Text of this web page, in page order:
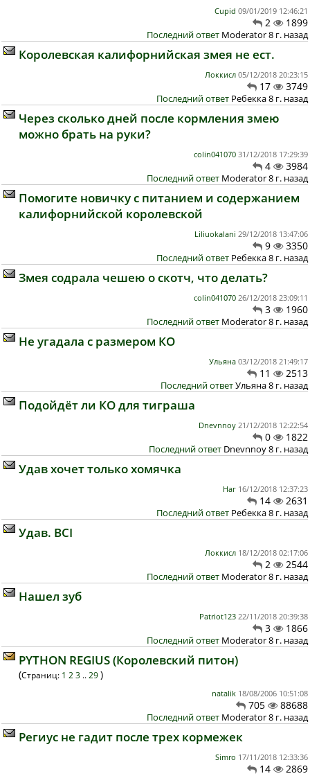
Cupid 09/01/2019 12:46:21
2 1899
Последний ответ Moderator 8 г. назад
Королевская калифорнийская змея не ест.
Локкисл 05/12/2018 20:23:15
17 3749
Последний ответ Ребекка 8 г. назад
Через сколько дней после кормления змею
можно брать на руки?
colin041070 31/12/2018 17:29:39
4 3984
Последний ответ Moderator 8 г. назад
Помогите новичку с питанием и содержанием
калифорнийской королевской
Liliuokalani 29/12/2018 13:47:06
9 3350
Последний ответ Ребекка 8 г. назад
Змея содрала чешею о скотч, что делать?
colin041070 26/12/2018 23:09:11
3 1960
Последний ответ Moderator 8 г. назад
Не угадала с размером КО
Ульяна 03/12/2018 21:49:17
11 2513
Последний ответУльяна 8 г. назад
Подойдёт ли КО для тиграша
Dnevnnoy 21/12/2018 12:22:54
0 1822
Последний ответ Dnevnnoy 8 г. назад
Удав хочет только хомячка
Наг 16/12/2018 12:37:23
14 2631
Последний ответ Ребекка 8 г. назад
Удав. BCI
Локкисл 18/12/2018 02:17:06
2 2544
Последний ответ Moderator 8 г. назад
Нашел зуб
Patriot123 22/11/2018 20:39:38
3 1866
Последний ответ Moderator 8 г. назад
PYTHON REGIUS (Королевский питон)
(Страниц: 1 2 3 .. 29 )
natalik 18/08/2006 10:51:08
705 88688
Последний ответ Moderator 8 г. назад
Региус не гадит после трех кормежек
Simro 17/11/2018 12:33:36
14 2869